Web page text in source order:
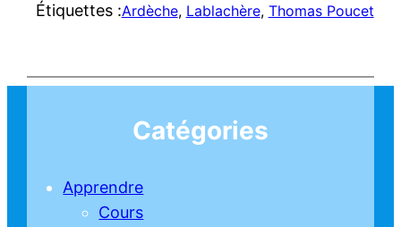
Étiquettes :Ardèche, Lablachère, Thomas Poucet
Catégories
Apprendre
Cours